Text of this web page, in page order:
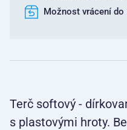
Možnost vrácení do
Terč softový -
s plastovými hroty.